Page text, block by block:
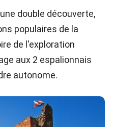
double découverte,
populaires de la
de l'exploration
aux 2 espalionnais
autonome.